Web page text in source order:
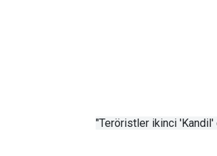
"Teröristler ikinci 'Kandil'